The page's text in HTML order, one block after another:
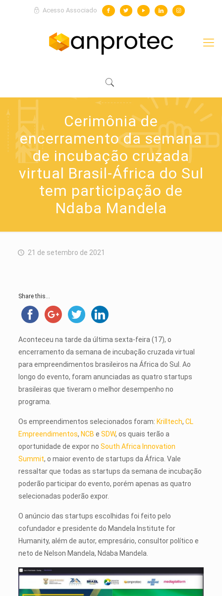
Acesso Associado
Cerimônia de
encerramento da semana
de incubação cruzada
virtual Brasil-África do Sul
tem participação de
Ndaba Mandela
21 de setembro de 2021
Share this...
Aconteceu na tarde da última sexta-feira (17), o
encerramento da semana de incubação cruzada virtual
para empreendimentos brasileiros na África do Sul. Ao
longo do evento, foram anunciadas as quatro startups
brasileiras que tiveram o melhor desempenho no
programa.
Os empreendimentos selecionados foram: Krilltech, CL
Empreendimentos, NCB e SDW, os quais terão a
oportunidade de expor no South Africa Innovation
Summit, o maior evento de startups da África. Vale
ressaltar que todas as startups da semana de incubação
poderão participar do evento, porém apenas as quatro
selecionadas poderão expor.
O anúncio das startups escolhidas foi feito pelo
cofundador e presidente do Mandela Institute for
Humanity, além de autor, empresário, consultor político e
neto de Nelson Mandela, Ndaba Mandela.